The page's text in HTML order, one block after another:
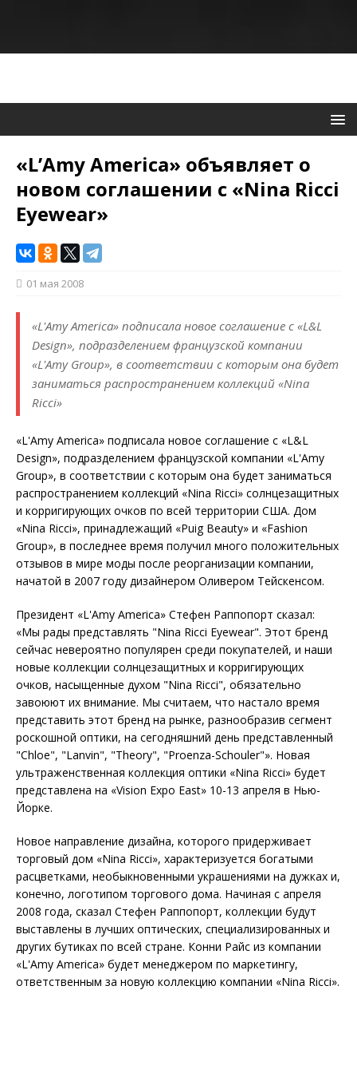
«L’Amy America» объявляет о
новом соглашении с «Nina Ricci
Eyewear»
01 мая 2008
«L'Amy America» подписала новое соглашение с «L&L
Design», подразделением французской компании
«L'Amy Group», в соответствии с которым она будет
заниматься распространением коллекций «Nina
Ricci»
«L'Amy America» подписала новое соглашение с «L&L
Design», подразделением французской компании «L'Amy
Group», в соответствии с которым она будет заниматься
распространением коллекций «Nina Ricci» солнцезащитных
и корригирующих очков по всей территории США. Дом
«Nina Ricci», принадлежащий «Puig Beauty» и «Fashion
Group», в последнее время получил много положительных
отзывов в мире моды после реорганизации компании,
начатой в 2007 году дизайнером Оливером Тейскенсом.
Президент «L'Amy America» Стефен Раппопорт сказал:
«Мы рады представлять "Nina Ricci Eyewear". Этот бренд
сейчас невероятно популярен среди покупателей, и наши
новые коллекции солнцезащитных и корригирующих
очков, насыщенные духом "Nina Ricci", обязательно
завоюют их внимание. Мы считаем, что настало время
представить этот бренд на рынке, разнообразив сегмент
роскошной оптики, на сегодняшний день представленный
"Chloe", "Lanvin", "Theory", "Proenza-Schouler"». Новая
ультраженственная коллекция оптики «Nina Ricci» будет
представлена на «Vision Expo East» 10-13 апреля в Нью-
Йорке.
Новое направление дизайна, которого придерживает
торговый дом «Nina Ricci», характеризуется богатыми
расцветками, необыкновенными украшениями на дужках и,
конечно, логотипом торгового дома. Начиная с апреля
2008 года, сказал Стефен Раппопорт, коллекции будут
выставлены в лучших оптических, специализированных и
других бутиках по всей стране. Конни Райс из компании
«L'Amy America» будет менеджером по маркетингу,
ответственным за новую коллекцию компании «Nina Ricci».